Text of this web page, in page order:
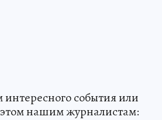
интересного события или
нашим журналистам: